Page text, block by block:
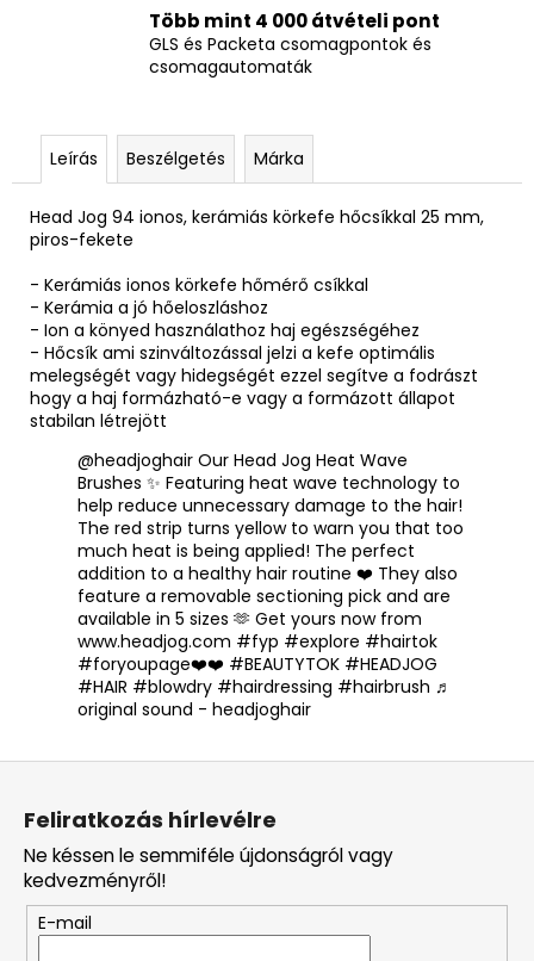
Több mint 4 000 átvételi pont
GLS és Packeta csomagpontok és
csomagautomaták
Leírás Beszélgetés Márka
Head Jog 94 ionos, kerámiás körkefe hőcsíkkal 25 mm,
piros-fekete
- Kerámiás ionos körkefe hőmérő csíkkal
- Kerámia a jó hőeloszláshoz
- Ion a könyed használathoz haj egészségéhez
- Hőcsík ami szinváltozással jelzi a kefe optimális
melegségét vagy hidegségét ezzel segítve a fodrászt
hogy a haj formázható-e vagy a formázott állapot
stabilan létrejött
@headjoghair Our Head Jog Heat Wave
Brushes ✨ Featuring heat wave technology to
help reduce unnecessary damage to the hair!
The red strip turns yellow to warn you that too
much heat is being applied! The perfect
addition to a healthy hair routine ❤️ They also
feature a removable sectioning pick and are
available in 5 sizes 🫶 Get yours now from
www.headjog.com #fyp #explore #hairtok
#foryoupage❤️❤️ #BEAUTYTOK #HEADJOG
#HAIR #blowdry #hairdressing #hairbrush ♬
original sound - headjoghair
L
Feliratkozás hírlevélre
Ne késsen le semmiféle újdonságról vagy
kedvezményről!
E-mail